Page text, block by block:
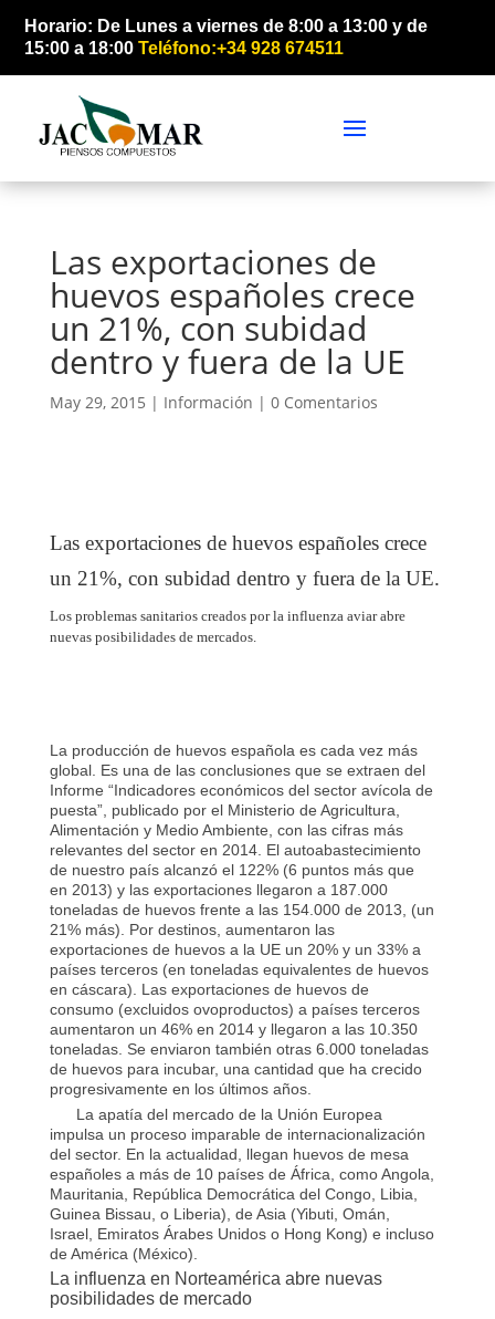
Horario: De Lunes a viernes de 8:00 a 13:00 y de
15:00 a 18:00Teléfono:+34 928 674511
Las exportaciones de
huevos españoles crece
un 21%, con subidad
dentro y fuera de la UE
May 29, 2015 | Información | 0 Comentarios
Las exportaciones de huevos españoles crece
un 21%, con subidad dentro y fuera de la UE.
Los problemas sanitarios creados por la influenza aviar abre
nuevas posibilidades de mercados.
La producción de huevos española es cada vez más
global. Es una de las conclusiones que se extraen del
Informe “Indicadores económicos del sector avícola de
puesta”, publicado por el Ministerio de Agricultura,
Alimentación y Medio Ambiente, con las cifras más
relevantes del sector en 2014. El autoabastecimiento
de nuestro país alcanzó el 122% (6 puntos más que
en 2013) y las exportaciones llegaron a 187.000
toneladas de huevos frente a las 154.000 de 2013, (un
21% más). Por destinos, aumentaron las
exportaciones de huevos a la UE un 20% y un 33% a
países terceros (en toneladas equivalentes de huevos
en cáscara). Las exportaciones de huevos de
consumo (excluidos ovoproductos) a países terceros
aumentaron un 46% en 2014 y llegaron a las 10.350
toneladas. Se enviaron también otras 6.000 toneladas
de huevos para incubar, una cantidad que ha crecido
progresivamente en los últimos años.
La apatía del mercado de la Unión Europea
impulsa un proceso imparable de internacionalización
del sector. En la actualidad, llegan huevos de mesa
españoles a más de 10 países de África, como Angola,
Mauritania, República Democrática del Congo, Libia,
Guinea Bissau, o Liberia), de Asia (Yibuti, Omán,
Israel, Emiratos Árabes Unidos o Hong Kong) e incluso
de América (México).
La influenza en Norteamérica abre nuevas
posibilidades de mercado